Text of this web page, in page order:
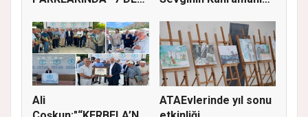
Ali
ATAEvlerinde yıl sonu